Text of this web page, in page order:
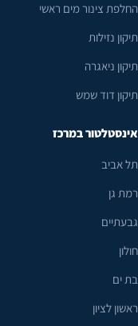
החלפת צינור מים ראשי
תיקון נזילות
תיקון ניאגרה
תיקון דוד שמש
אינסטלטור במרכז
תל אביב
רמת גן
גבעתיים
חולון
בת ים
ראשון לציון